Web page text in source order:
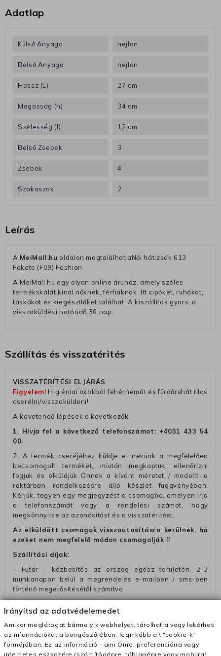
Adatlap
Külső Anyaga nejlon
Belső Anyaga nejlon
Hossz (L) 27 cm
Magasság (h) 34 cm
Szélesség (l) 12 cm
Belső Zsebek 3
Zsebek 4
Szakaszok 2
Leírás
A MeiMall.hu oldalon megtalálhatjaNői hátizsák 613
Fekete (F09) Fashion
A MeiMall.hu egy olyan online áruház, amely széles
termékskálát kínál nőknek, férfiaknak. Itt cipőket, ruhákat,
táskákat és kiegészítőket találhat. A kiszállítás gyors, a
visszaküldési határidő 30 nap.
Szállítás és visszatérités
VISSZATÉRÍTÉSI ELJÁRÁS
Figyelem! Higiéniai okokból fehérneműt és fürdőruhát tilos
cserélni/visszaküldeni!
A követendő lépések a következők:
1. Hívja fel a következő telefonszámot: +4031 433 54
00.
2. A termék cseréjéhez küldje el nekünk a megfelelően
becsomagolt terméket, miután megkaptuk, ellenőrizni
fogjuk és elküldjük Önnek a kívánt méretet / modellt, a
raktárban rendelkezésre álló készlet függvényében.
Kérjük, tegyen egy megjegyzést a csomagba, amelyen irja
a telefonszámát vagy a rendelési számot, hogy
megkönnyitse az azonósitást és a visszatéritést.
Az elküldött csomagok visszautasításra kerülnek, ha
ezeket nem megfelelő módon csomagolják !!
Szállítási díjak:
– Futár - kézbesítés az ország egész területén, 2-3
munkanapon belül a megrendelés e-mailben / sms-ben
történő megerősítésétől számítva
(+400 Ft utánvétte)
– A kapott termék cseréjéért 3780 Ft szállítási díjat
számolunk fel (oda -vissza út)
Irányítsd az adatvédelemedet
Amikor meglátogat bármelyik webhelyet, tárolhatja vagy lekérheti
az információkat a böngészőjében, leginkább a \ "cookie-k"
formájában. Ez az információ - ami Önre, preferenciáira vagy
internetes eszközére (számítógépre, táblagépre vagy mobilra)